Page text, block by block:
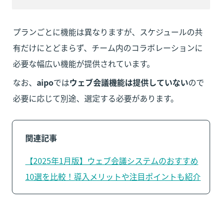
プランごとに機能は異なりますが、スケジュールの共
有だけにとどまらず、チーム内のコラボレーションに
必要な幅広い機能が提供されています。
なお、 aipoではウェブ会議機能は提供していないので
必要に応じて別途、選定する必要があります。
関連記事
【2025年1月版】ウェブ会議システムのおすすめ
10選を比較！導入メリットや注目ポイントも紹介